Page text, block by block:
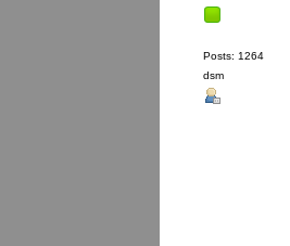
Posts: 1264
dsm